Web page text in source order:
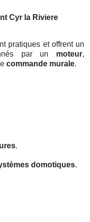
Cyr la Riviere
pratiques et offrent un
par un moteur,
commande murale.
.
domotiques.